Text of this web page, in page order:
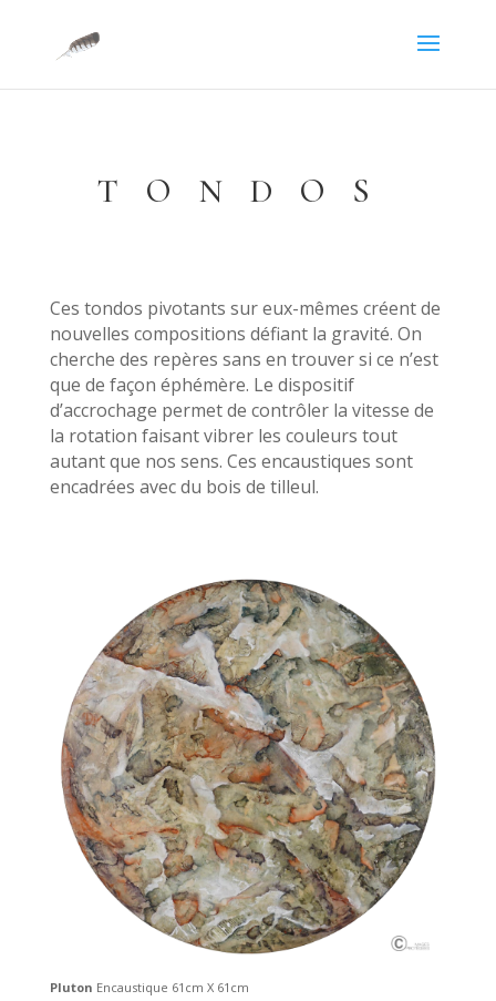
TONDOS
Ces tondos pivotants sur eux-mêmes créent de
nouvelles compositions défiant la gravité. On
cherche des repères sans en trouver si ce n’est
que de façon éphémère. Le dispositif
d’accrochage permet de contrôler la vitesse de
la rotation faisant vibrer les couleurs tout
autant que nos sens. Ces encaustiques sont
encadrées avec du bois de tilleul.
Pluton Encaustique 61cm X 61cm